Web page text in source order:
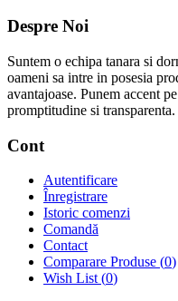
Despre Noi
Suntem o echipa tanara si
oameni sa intre in posesia
avantajoase. Punem accent
promptitudine si transparenta.
Cont
Autentificare
Înregistrare
Istoric comenzi
Comandă
Contact
Comparare Produse (0)
Wish List (0)